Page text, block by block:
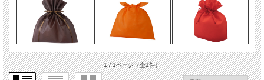
1 / 1ページ（全1件）